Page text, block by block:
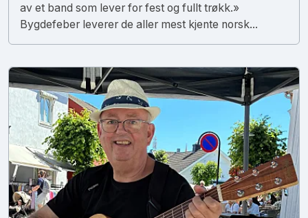
av et band som lever for fest og fullt trøkk.»
Bygdefeber leverer de aller mest kjente norsk...